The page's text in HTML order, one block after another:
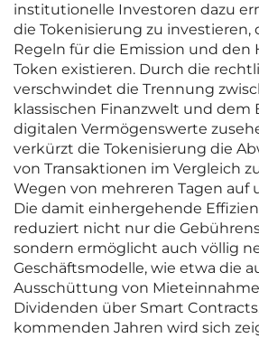
institutionelle Investoren dazu
die Tokenisierung zu investieren,
Regeln für die Emission und den
Token existieren. Durch die
verschwindet die Trennung
klassischen Finanzwelt und dem
digitalen Vermögenswerte
verkürzt die Tokenisierung die
von Transaktionen im Vergleich
Wegen von mehreren Tagen auf
Die damit einhergehende
reduziert nicht nur die
sondern ermöglicht auch völlig
Geschäftsmodelle, wie etwa die
Ausschüttung von
Dividenden über Smart
kommenden Jahren wird sich